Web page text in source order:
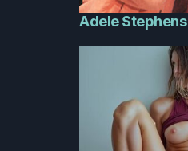
Adele Stephens